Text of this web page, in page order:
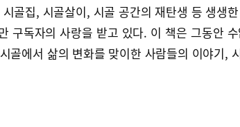
시골집, 시골살이, 시골 공간의 재탄생 등 생생
구독자의 사랑을 받고 있다. 이 책은 그동안
골에서 삶의 변화를 맞이한 사람들의 이야기,